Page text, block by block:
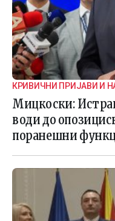
КРИВИЧНИ ПРИЈАВИ И
ИСТРАГАТА
Мицкоски:
води до
поранешни